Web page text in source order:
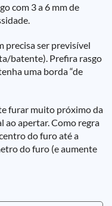
com 3 a 6 mm de
precisa ser previsível
batente). Prefira rasgo
uma borda “de
furar muito próximo da
ao apertar. Como regra
do furo até a
do furo (e aumente